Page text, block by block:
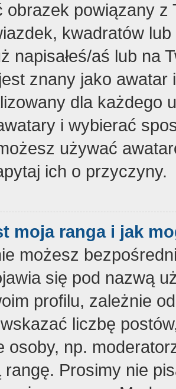
obrazek powiązany z
kwadratów
napisałeś/aś lub na
znany jako
dla każdego
i wybierać
używać
ich o przyczyny.
moja ranga i jak
możesz
się pod nazwą
profilu, zależnie
liczbę
osoby, np.
rangę. Prosimy nie